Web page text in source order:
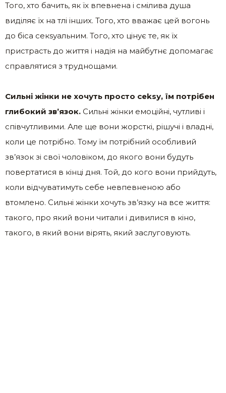
Того, хто бачить, як їх впевнена і смілива душа
виділяє їх на тлі інших. Того, хто вважає цей вогонь
до біса секsуальним. Того, хто цінує те, як їх
пристрасть до життя і надія на майбутнє допомагає
справлятися з труднощами.
Сильні жінки не хочуть просто сеksу, їм потрібен
глибокий зв’язок. Сильні жінки емоційні, чутливі і
співчутливими. Але ще вони жорсткі, рішучі і владні,
коли це потрібно. Тому їм потрібний особливий
зв’язок зі свої чоловіком, до якого вони будуть
повертатися в кінці дня. Той, до кого вони прийдуть,
коли відчуватимуть себе невпевненою або
втомлено. Сильні жінки хочуть зв’язку на все життя:
такого, про який вони читали і дивилися в кіно,
такого, в який вони вірять, який заслуговують.